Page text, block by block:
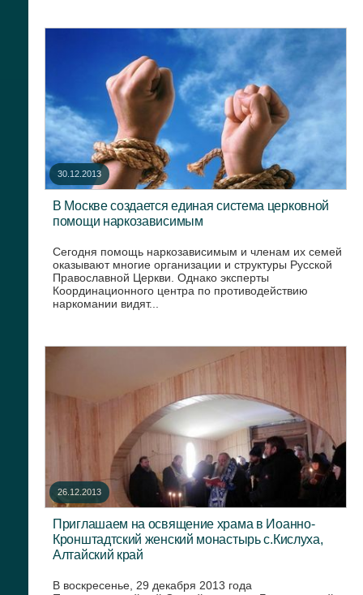
30.12.2013
В Москве создается единая система церковной
помощи наркозависимым
Сегодня помощь наркозависимым и членам их семей
оказывают многие организации и структуры Русской
Православной Церкви. Однако эксперты
Координационного центра по противодействию
наркомании видят...
26.12.2013
Приглашаем на освящение храма в Иоанно-
Кронштадтский женский монастырь с.Кислуха,
Алтайский край
В воскресенье, 29 декабря 2013 года